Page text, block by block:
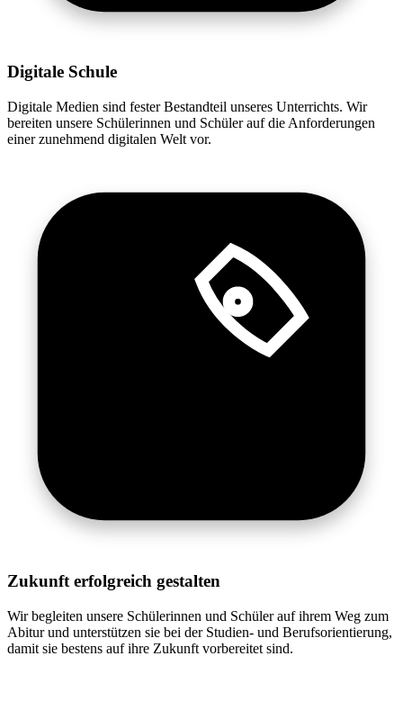
Digitale Schule
Digitale Medien sind fester Bestandteil unseres Unterrichts. Wir
bereiten unsere Schülerinnen und Schüler auf die Anforderungen
einer zunehmend digitalen Welt vor.
Zukunft erfolgreich gestalten
Wir begleiten unsere Schülerinnen und Schüler auf ihrem Weg zum
Abitur und unterstützen sie bei der Studien- und Berufsorientierung,
damit sie bestens auf ihre Zukunft vorbereitet sind.